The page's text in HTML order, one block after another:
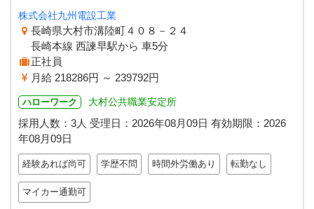
株式会社九州電設工業
長崎県大村市溝陸町４０８－２４
長崎本線 西諫早駅から 車5分
正社員
月給 218286円 ～ 239792円
ハローワーク 大村公共職業安定所
採用人数：3人 受理日： 2026年08月09日 有効期限： 2026
年08月09日
経験あれば尚可 学歴不問 時間外労働あり 転勤なし
マイカー通勤可